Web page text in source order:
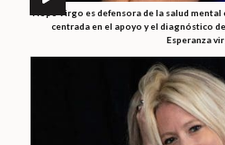
Hope Virgo es defensora de la salud
centrada en el apoyo y el diagnóstico
Esperanza